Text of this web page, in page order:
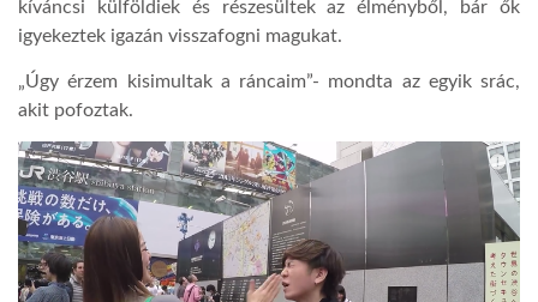
kíváncsi külföldiek és részesültek az élményből, bár ők
igyekeztek igazán visszafogni magukat.
„Úgy érzem kisimultak a ráncaim”- mondta az egyik srác,
akit pofoztak.